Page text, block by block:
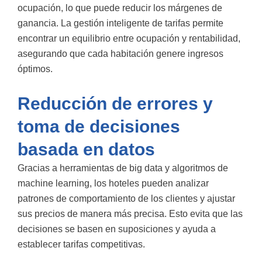
ocupación, lo que puede reducir los márgenes de
ganancia. La gestión inteligente de tarifas permite
encontrar un equilibrio entre ocupación y rentabilidad,
asegurando que cada habitación genere ingresos
óptimos.
Reducción de errores y
toma de decisiones
basada en datos
Gracias a herramientas de big data y algoritmos de
machine learning, los hoteles pueden analizar
patrones de comportamiento de los clientes y ajustar
sus precios de manera más precisa. Esto evita que las
decisiones se basen en suposiciones y ayuda a
establecer tarifas competitivas.